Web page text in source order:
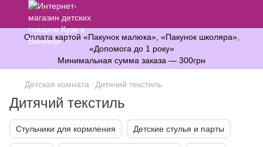
Оплата картой «Пакунок малюка», «Пакунок школяра»,
«Допомога до 1 року»
Минимальная сумма заказа — 300грн
Детская комната Дитячий текстиль
Дитячий текстиль
Стульчики для кормления Детские стулья и парты